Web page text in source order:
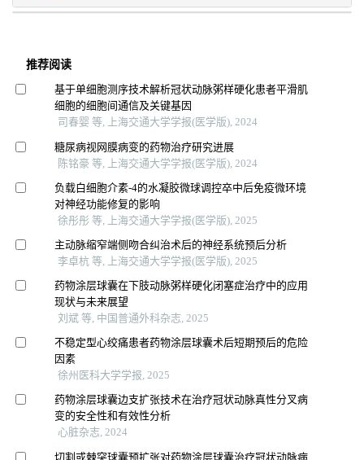
推荐阅读
基于单细胞测序技术解析冠状动脉粥样硬化患者平滑肌
细胞的细胞间通信及关键基因
司春婴 等, 上海交通大学学报(医学版), 2024
糖尿病视网膜病变的药物治疗研究进展
陈铭豪 等, 上海交通大学学报(医学版), 2024
负载白细胞介素-4的水凝胶微球调控卒中后免疫微环境
对神经功能修复的影响
徐彤彤 等, 上海交通大学学报(医学版), 2025
主动脉缩窄端侧吻合纠治术后的神经系统预后分析
李卓杭 等, 上海交通大学学报(医学版), 2025
药物涂层球囊在下肢动脉粥样硬化闭塞症治疗中的应用
现状与未来展望
刘斌 等, 中国普通外科杂志, 2025
不稳定型心绞痛患者药物涂层球囊术后短期预后的危险
因素
徐州医科大学学报, 2025
药物涂层球囊边支扩张技术在治疗冠状动脉真性分叉病
变的安全性和有效性分析
心脏杂志, 2024
切割或棘突球囊预扩张对药物涂层球囊治疗冠状动脉病